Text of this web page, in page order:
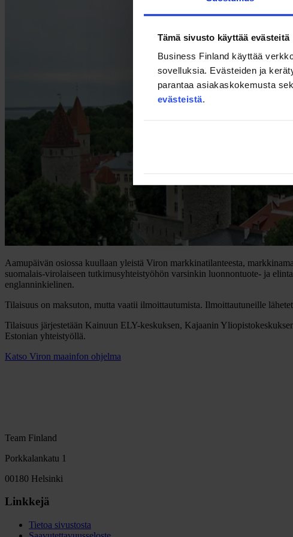
Tämä sivusto käyttää evästeitä
Business Finland käyttää
sovelluksia. Evästeiden ja
parantaa asiakaskokemusta
evästeistä.
Aamupäivän osiossa kuullaan yleistä Viron markkinatilanteesta,
suomalais-virolaiseen tutkimusyhteistyöhön varsinkin luonnontuote- ja
englanninkielinen.
Tilaisuus on maksuton, mutta vaatii ilmoittautumista. Ilmoittautuneille
Tilaisuus järjestetään Kainuun ELY-keskuksen, Kajaanin
Estonian yhteistyöllä.
Katso Viron maainfon ohjelma
Team Finland
Porkkalankatu 1
00180 Helsinki
Linkkejä
Tietoa sivustosta